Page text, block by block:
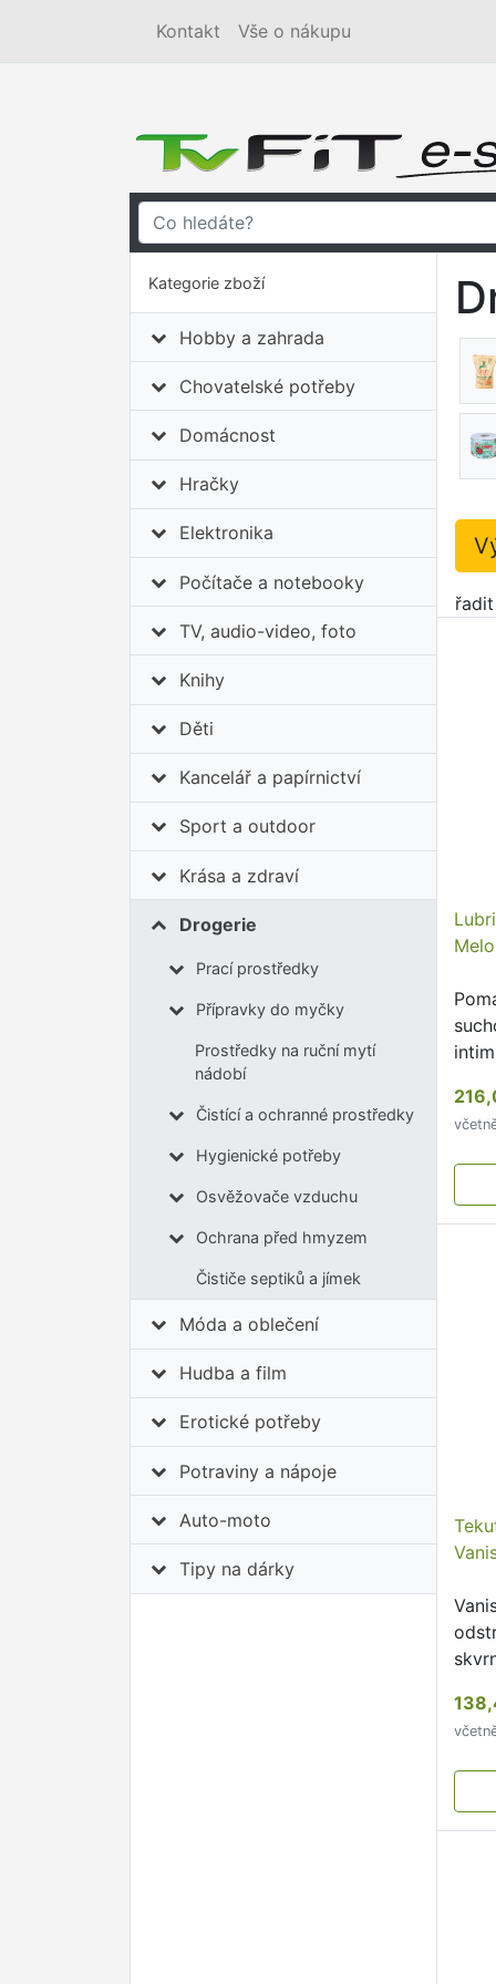
Kontakt Vše o nákupu
Kategorie zboží
Hobby a zahrada
Chovatelské potřeby
Domácnost
Hračky
Elektronika
Počítače a notebooky
TV, audio-video, foto
Knihy
Děti
Kancelář a papírnictví
Sport a outdoor
Krása a zdraví
Drogerie
Prací prostředky
Přípravky do myčky
Prostředky na ruční mytí
nádobí
Čistící a ochranné prostředky
Hygienické potřeby
Osvěžovače vzduchu
Ochrana před hmyzem
Čističe septiků a jímek
Móda a oblečení
Hudba a film
Erotické potřeby
Potraviny a nápoje
Auto-moto
Tipy na dárky